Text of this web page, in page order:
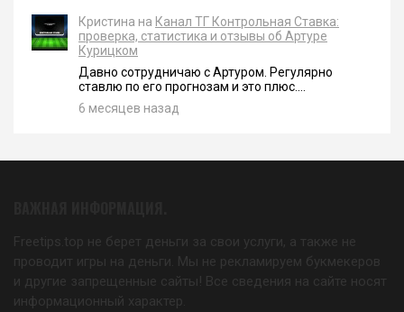
Кристина на Канал ТГ Контрольная Ставка:
проверка, статистика и отзывы об Артуре
Курицком
Давно сотрудничаю с Артуром. Регулярно
ставлю по его прогнозам и это плюс....
6 месяцев назад
Freetips.top не берет деньги за свои услуги, а также не
проводит игры на деньги. Мы не рекламируем букмекеров
и другие запрещенные сайты! Все сведения на сайте носят
информационный характер.